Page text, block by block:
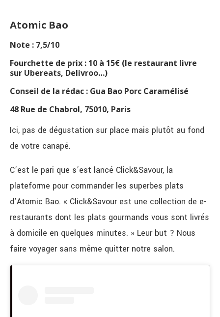
Atomic Bao
Note : 7,5/10
Fourchette de prix : 10 à 15€ (le restaurant livre
sur Ubereats, Delivroo…)
Conseil de la rédac : Gua Bao Porc Caramélisé
48 Rue de Chabrol, 75010, Paris
Ici, pas de dégustation sur place mais plutôt au fond
de votre canapé.
C’est le pari que s’est lancé Click&Savour, la
plateforme pour commander les superbes plats
d’Atomic Bao. « Click&Savour est une collection de e-
restaurants dont les plats gourmands vous sont livrés
à domicile en quelques minutes. » Leur but ? Nous
faire voyager sans même quitter notre salon.